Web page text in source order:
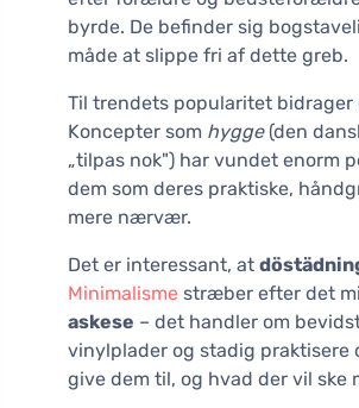
byrde. De befinder sig
måde at slippe fri af dette greb.
Til trendets popularitet bidrager
Koncepter som hygge(den
„tilpas nok") har vundet enorm
dem som deres praktiske,
mere nærvær.
Det er interessant, at
Minimalisme stræber efter det
askese – det handler om
vinylplader og stadig praktisere
give dem til, og hvad der vil ske